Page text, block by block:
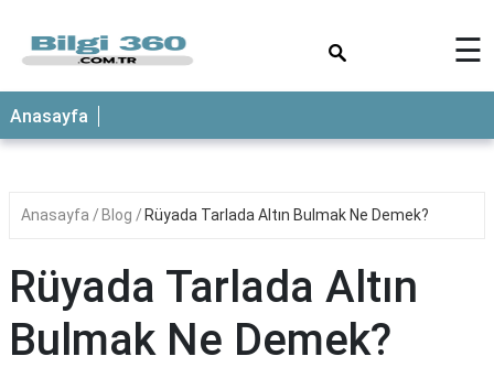
ANASAYFA
☰
Anasayfa
Anasayfa Blog Rüyada Tarlada Altın Bulmak Ne Demek?
Rüyada Tarlada Altın
Bulmak Ne Demek?